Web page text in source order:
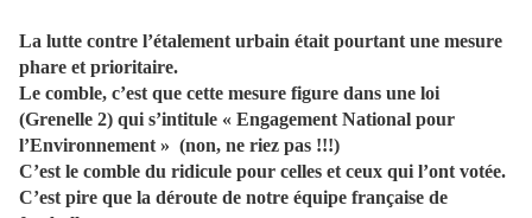
La lutte contre l’étalement urbain était pourtant une mesure
phare et prioritaire.
Le comble, c’est que cette mesure figure dans une loi
(Grenelle 2) qui s’intitule « Engagement National pour
l’Environnement » (non, ne riez pas !!!)
C’est le comble du ridicule pour celles et ceux qui l’ont votée.
C’est pire que la déroute de notre équipe française de